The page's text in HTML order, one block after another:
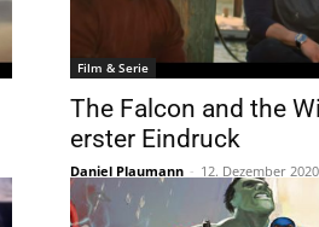
Film & Serie
The Falcon and the
erster Eindruck
Daniel Plaumann - 12. Dezember 2020